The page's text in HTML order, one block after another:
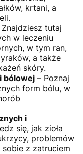
krtani, a
Znajdziesz tutaj
w leczeniu
w tym ran,
a także
skóry.
bólowej – Poznaj
form bólu, w
i
się, jak zioła
problemów
z zatruciem